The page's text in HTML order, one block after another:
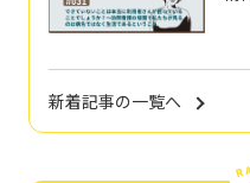
新着記事の一覧へ